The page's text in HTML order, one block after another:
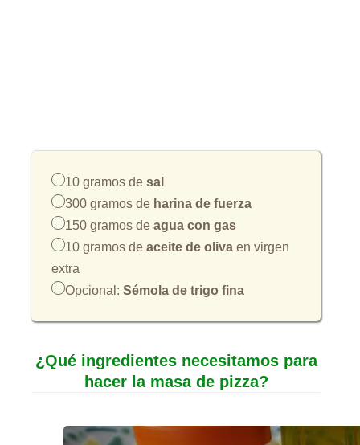
10 gramos de sal
300 gramos de harina de fuerza
150 gramos de agua con gas
10 gramos de aceite de oliva en virgen
extra
Opcional: Sémola de trigo fina
¿Qué ingredientes necesitamos para
hacer la masa de pizza?